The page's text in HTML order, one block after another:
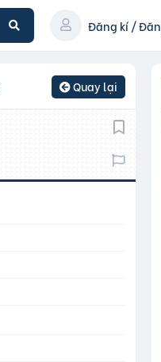
Đăng kí /
Quay lại